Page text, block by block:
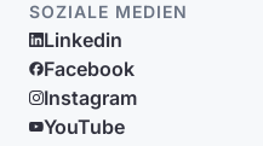
SOZIALE MEDIEN
Linkedin
Facebook
Instagram
YouTube